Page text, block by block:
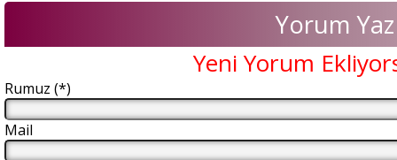
Yorum Yaz
Yeni Yorum
Rumuz (*)
Mail